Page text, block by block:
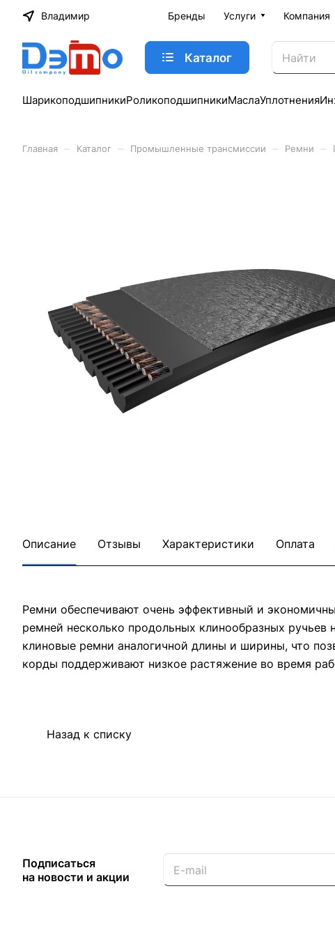
Владимир Бренды Услуги Компания
Каталог
ШарикоподшипникиРоликоподшипникиМаслаУплотнения
Главная Каталог Промышленные трансмиссии Ремни
Описание Отзывы Характеристики Оплата
Ремни обеспечивают очень эффективный и
ремней несколько продольных клинообразных
клиновые ремни аналогичной длины и ширины, что
корды поддерживают низкое растяжение во время
Назад к списку
Подписаться
на новости и акции